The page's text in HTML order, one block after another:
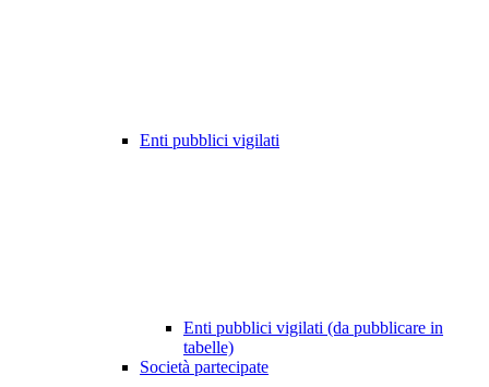
Enti pubblici vigilati
Enti pubblici vigilati (da pubblicare in
tabelle)
Società partecipate